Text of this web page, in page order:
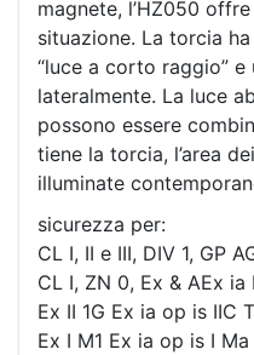
magnete, l’HZ050
situazione. La torcia ha
“luce a corto raggio”
lateralmente. La luce
possono essere
tiene la torcia, l’area
illuminate
sicurezza per:
CL I, II e III, DIV 1, GP
CL I, ZN 0, Ex & AEx ia
Ex II 1G Ex ia op is IIC
Ex I M1 Ex ia op is I Ma